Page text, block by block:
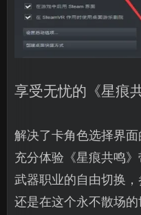
享受无忧的《星痕
解决了卡角色选择界
充分体验《星痕共鸣
武器职业的自由切换，
还是在这个永不散场